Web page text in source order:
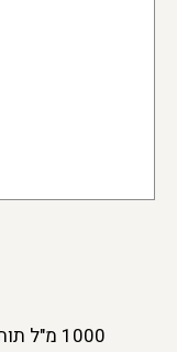
1000 מ"ל תותים, שטופים, ללא גבעול ופרוסים